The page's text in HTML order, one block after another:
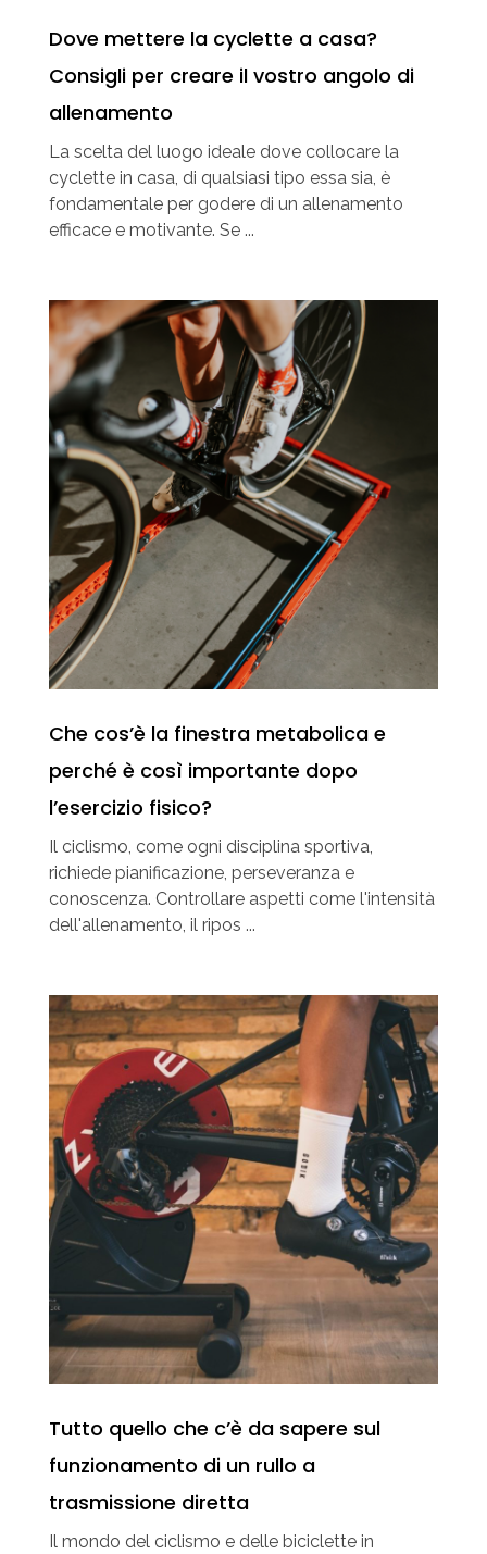
Dove mettere la cyclette a casa?
Consigli per creare il vostro angolo di
allenamento
La scelta del luogo ideale dove collocare la
cyclette in casa, di qualsiasi tipo essa sia, è
fondamentale per godere di un allenamento
efficace e motivante. Se ...
Che cos’è la finestra metabolica e
perché è così importante dopo
l’esercizio fisico?
Il ciclismo, come ogni disciplina sportiva,
richiede pianificazione, perseveranza e
conoscenza. Controllare aspetti come l'intensità
dell'allenamento, il ripos ...
Tutto quello che c’è da sapere sul
funzionamento di un rullo a
trasmissione diretta
Il mondo del ciclismo e delle biciclette in